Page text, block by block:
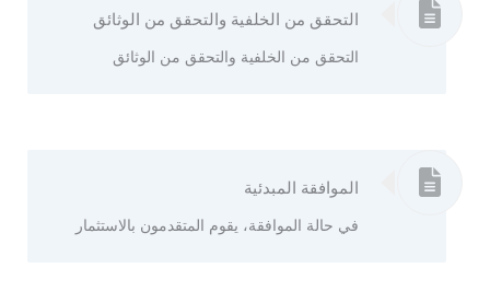
التحقق من الخلفية والتحقق من الوثائق
التحقق من الخلفية والتحقق من الوثائق
الموافقة المبدئية
في حالة الموافقة، يقوم المتقدمون بالاستثمار